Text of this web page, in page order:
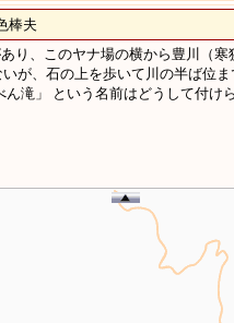
夫
り、このヤナ場の横から豊川（
が、石の上を歩いて川の半ば位
滝」 という名前はどうして付け